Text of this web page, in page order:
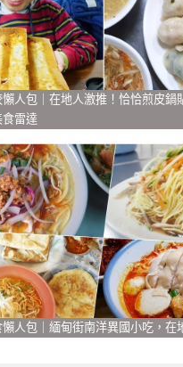
人包｜在地人激推！恰恰煎皮鍋
雷達
人包｜緬甸街南洋異國小吃，在